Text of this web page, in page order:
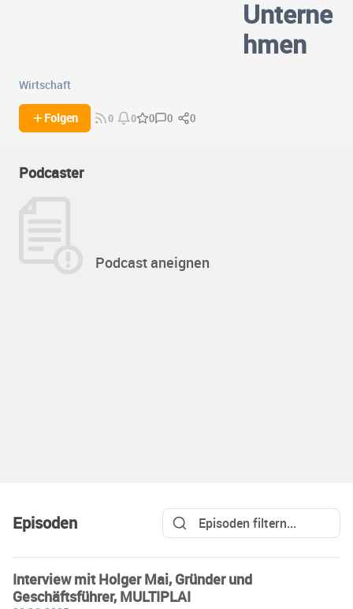
Unterne
hmen
Wirtschaft
Folgen 0 0 0 0 0
Podcaster
Podcast aneignen
Episoden
Interview mit Holger Mai, Gründer und
Geschäftsführer, MULTIPLAI